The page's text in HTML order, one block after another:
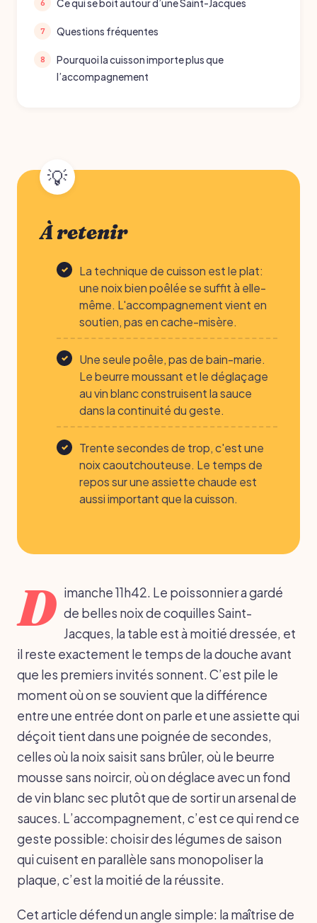
Ce qui se boit autour d’une Saint-Jacques
Questions fréquentes
Pourquoi la cuisson importe plus que
l’accompagnement
À retenir
La technique de cuisson est le plat:
une noix bien poêlée se suffit à elle-
même. L'accompagnement vient en
soutien, pas en cache-misère.
Une seule poêle, pas de bain-marie.
Le beurre moussant et le déglaçage
au vin blanc construisent la sauce
dans la continuité du geste.
Trente secondes de trop, c'est une
noix caoutchouteuse. Le temps de
repos sur une assiette chaude est
aussi important que la cuisson.
D imanche 11h42. Le poissonnier a gardé
de belles noix de coquilles Saint-
Jacques, la table est à moitié dressée, et
il reste exactement le temps de la douche avant
que les premiers invités sonnent. C’est pile le
moment où on se souvient que la différence
entre une entrée dont on parle et une assiette qui
déçoit tient dans une poignée de secondes,
celles où la noix saisit sans brûler, où le beurre
mousse sans noircir, où on déglace avec un fond
de vin blanc sec plutôt que de sortir un arsenal de
sauces. L’accompagnement, c’est ce qui rend ce
geste possible: choisir des légumes de saison
qui cuisent en parallèle sans monopoliser la
plaque, c’est la moitié de la réussite.
Cet article défend un angle simple: la maîtrise de